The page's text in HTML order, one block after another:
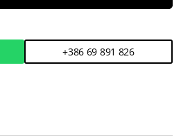
+386 69 891 826